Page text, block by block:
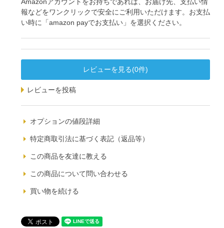
報などをワンクリックで安全にご利用いただけます。お支払
い時に「amazon payでお支払い」を選択ください。
レビューを見る(0件)
レビューを投稿
オプションの値段詳細
特定商取引法に基づく表記（返品等）
この商品を友達に教える
この商品について問い合わせる
買い物を続ける